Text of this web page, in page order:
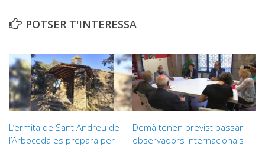
POTSER T'INTERESSA
L’ermita de Sant Andreu de
l’Arboceda es prepara per
Demà tenen previst passar
observadors internacionals